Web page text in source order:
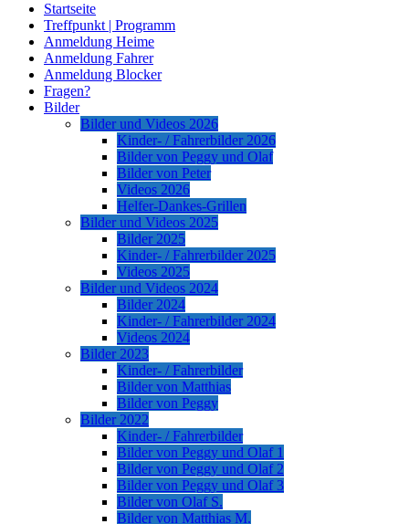
Startseite
Treffpunkt | Programm
Anmeldung Heime
Anmeldung Fahrer
Anmeldung Blocker
Fragen?
Bilder
Bilder und Videos 2026
Kinder- / Fahrerbilder 2026
Bilder von Peggy und Olaf
Bilder von Peter
Videos 2026
Helfer-Dankes-Grillen
Bilder und Videos 2025
Bilder 2025
Kinder- / Fahrerbilder 2025
Videos 2025
Bilder und Videos 2024
Bilder 2024
Kinder- / Fahrerbilder 2024
Videos 2024
Bilder 2023
Kinder- / Fahrerbilder
Bilder von Matthias
Bilder von Peggy
Bilder 2022
Kinder- / Fahrerbilder
Bilder von Peggy und Olaf 1
Bilder von Peggy und Olaf 2
Bilder von Peggy und Olaf 3
Bilder von Olaf S.
Bilder von Matthias M.